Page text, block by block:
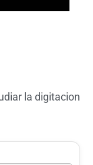
la digitacion